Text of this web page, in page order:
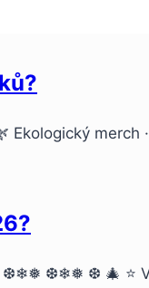
merch
❆❄❅ ❆ 🎄 ⭐